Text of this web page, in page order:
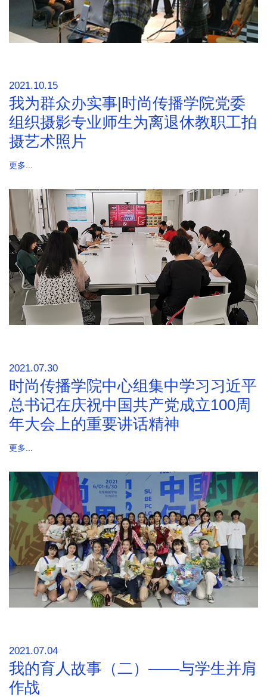
2021.10.15
我为群众办实事|时尚传播学院党委
组织摄影专业师生为离退休教职工拍
摄艺术照片
更多...
2021.07.30
时尚传播学院中心组集中学习习近平
总书记在庆祝中国共产党成立100周
年大会上的重要讲话精神
更多...
2021.07.04
我的育人故事（二）——与学生并肩
作战